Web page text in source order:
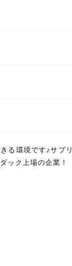
る環境です♪サプ
ック上場の企業！